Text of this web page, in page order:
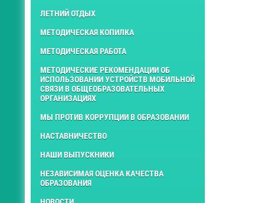
ЛЕТНИЙ ОТДЫХ
МЕТОДИЧЕСКАЯ КОПИЛКА
МЕТОДИЧЕСКАЯ РАБОТА
МЕТОДИЧЕСКИЕ РЕКОМЕНДАЦИИ ОБ
ИСПОЛЬЗОВАНИИ УСТРОЙСТВ МОБИЛЬНОЙ
СВЯЗИ В ОБЩЕОБРАЗОВАТЕЛЬНЫХ
ОРГАНИЗАЦИЯХ
МЫ ПРОТИВ КОРРУПЦИИ В ОБРАЗОВАНИИ
НАСТАВНИЧЕСТВО
НАШИ ВЫПУСКНИКИ
НЕЗАВИСИМАЯ ОЦЕНКА КАЧЕСТВА
ОБРАЗОВАНИЯ